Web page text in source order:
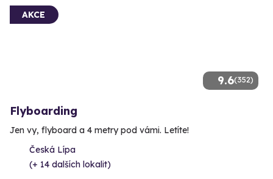
9.6(352)
AKCE
Flyboarding
Jen vy, flyboard a 4 metry pod vámi. Letíte!
Česká Lípa
(+ 14 dalších lokalit)